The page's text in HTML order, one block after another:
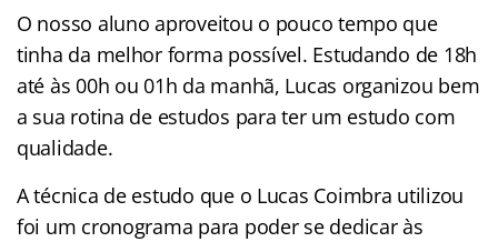
O nosso aluno aproveitou o pouco tempo que
tinha da melhor forma possível. Estudando de 18h
até às 00h ou 01h da manhã, Lucas organizou bem
a sua rotina de estudos para ter um estudo com
qualidade.
A técnica de estudo que o Lucas Coimbra utilizou
foi um cronograma para poder se dedicar às